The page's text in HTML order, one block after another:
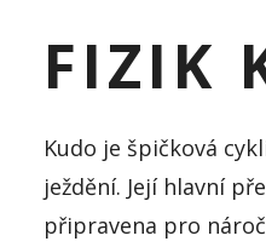
FIZIK
Kudo je špičková
ježdění. Její hlavní
připravena pro